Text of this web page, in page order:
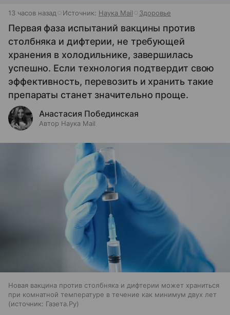
13 часов назад Источник: Наука Mail Здоровье
Первая фаза испытаний вакцины против
столбняка и дифтерии, не требующей
хранения в холодильнике, завершилась
успешно. Если технология подтвердит свою
эффективность, перевозить и хранить такие
препараты станет значительно проще.
Анастасия Побединская
Автор Наука Mail
Новая вакцина против столбняка и дифтерии может храниться
при комнатной температуре в течение как минимум двух лет
источник: Газета.Ру